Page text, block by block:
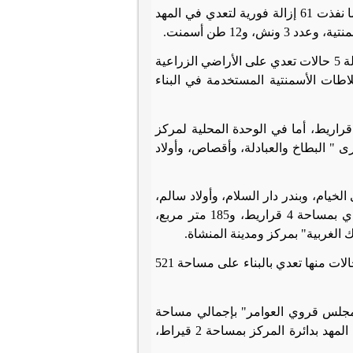
وأوضح المتحدث الرسمي لمحافظة سوهاج أن الوحدة المحلية لمركز ومدينة طما نفذت 61 إزالة فورية لتعدي في المهد
وأضاف أنه تم تنفيذ 21 إزالة فورية بمركز ومدينة أخميم لتعدي في المهد، منها إزالة 5 حالات تعدي على الأراضي الزراعية
الخلاطات الأسمنتية المستخدمة في البناء
مركز ومدينة طهطا، نفذت الوحدة المحلية 6 إزالات فورية على مساحة 6 قراريط، أما في الوحدة المحلية لمركز
الدولة بقرى " البطاخ والعبادلة، وأقصاص، وأولاد
حالة تعدي في المهد بمساحة ألف و300 متر، بقرى الخيام، وبندر دار السلام، وأولاد سالم،
والسلام، وقرية أولاد يحيى، بمركز ومدينة دار السلام، مضيفاً إزالة 9 حالات تعدي بمساحة 4 قراريط، و185 متر مربع،
الغربية" بمركز ومدينة المنشاة.
ولفت إلى أنه في مركز ومدينة سوهاج، تم تنفيذ 11 إزالة فورية لحالات تعدي، 7 حالات منها تعدي بالبناء على مساحة 521
والبربا، ومجلس قروي العوامر" بإجمالي مساحة
ألف و40 متر مربع، أما في مركز ومدينة جهينة، فقد تم إزالة 5 حالات تعدي في المهد بدائرة المركز بمساحة 2 قيراط،